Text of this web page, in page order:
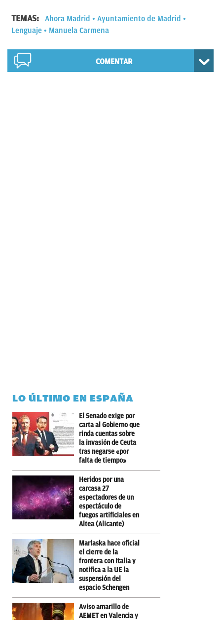
TEMAS: Ahora Madrid
Ayuntamiento de Madrid
Lenguaje
Manuela Carmena
COMENTAR
LO ÚLTIMO EN ESPAÑA
El Senado exige por
carta al Gobierno que
rinda cuentas sobre
la invasión de Ceuta
tras negarse «por
falta de tiempo»
Heridos por una
carcasa 27
espectadores de un
espectáculo de
fuegos artificiales en
Altea (Alicante)
Marlaska hace oficial
el cierre de la
frontera con Italia y
notifica a la UE la
suspensión del
espacio Schengen
Aviso amarillo de
AEMET en Valencia y